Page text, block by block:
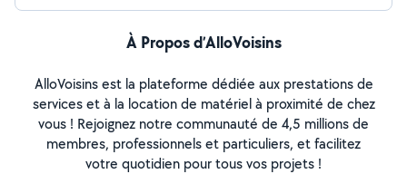
À Propos d’AlloVoisins
AlloVoisins est la plateforme dédiée aux prestations de
services et à la location de matériel à proximité de chez
vous ! Rejoignez notre communauté de 4,5 millions de
membres, professionnels et particuliers, et facilitez
votre quotidien pour tous vos projets !